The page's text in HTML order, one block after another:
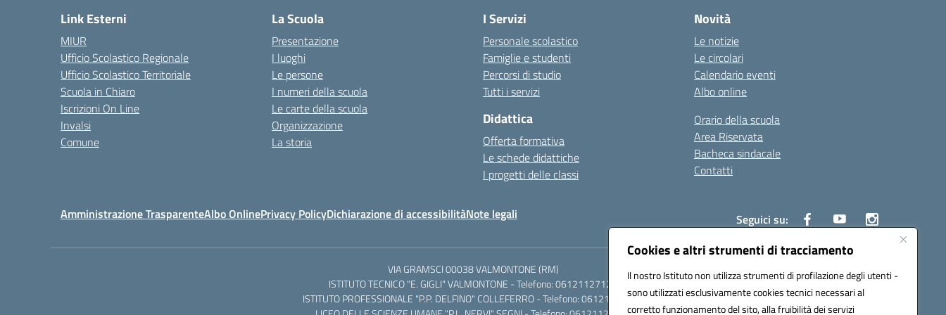
Cookies e altri strumenti di tracciamento
Il nostro Istituto non utilizza strumenti di profilazione degli utenti -
sono utilizzati esclusivamente cookies tecnici necessari al
corretto funzionamento del sito, alla fruibilità dei servizi
Link Esterni
MIUR
Ufficio Scolastico Regionale
Ufficio Scolastico Territoriale
Scuola in Chiaro
Iscrizioni On Line
Invalsi
Comune
La Scuola
Presentazione
I luoghi
Le persone
I numeri della scuola
Le carte della scuola
Organizzazione
La storia
I Servizi
Personale scolastico
Famiglie e studenti
Percorsi di studio
Tutti i servizi
Didattica
Offerta formativa
Le schede didattiche
I progetti delle classi
Novità
Le notizie
Le circolari
Calendario eventi
Albo online
Orario della scuola
Area Riservata
Bacheca sindacale
Contatti
Amministrazione TrasparenteAlbo OnlinePrivacy PolicyDichiarazione di accessibilitàNote legali Seguici su:
VIA GRAMSCI 00038 VALMONTONE (RM)
ISTITUTO TECNICO "E. GIGLI" VALMONTONE - Telefono: 06121127125
ISTITUTO PROFESSIONALE "P.P. DELFINO" COLLEFERRO - Telefono: 06121126825